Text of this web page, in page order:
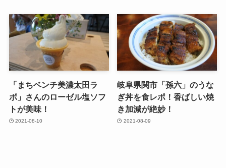
「まちベンチ美濃太田ラ
ボ」さんのローゼル塩ソフ
トが美味！
2021-08-10
岐阜県関市「孫六」のうな
ぎ丼を食レポ！香ばしい焼
き加減が絶妙！
2021-08-09